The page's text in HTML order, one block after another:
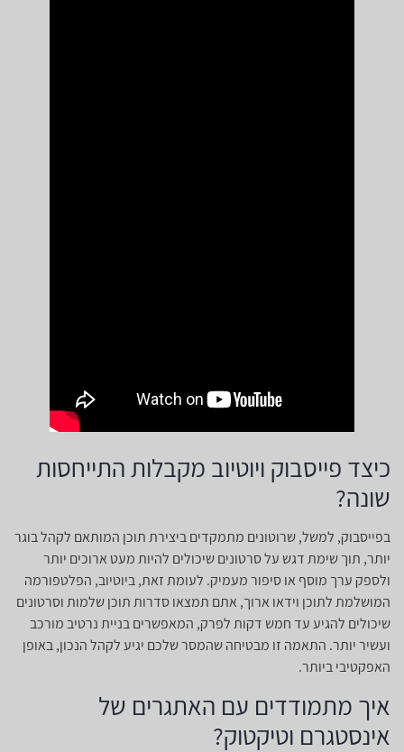
כיצד פייסבוק ויוטיוב מקבלות התייחסות
שונה?
בפייסבוק, למשל, שרוטונים מתמקדים ביצירת תוכן המותאם לקהל בוגר
יותר, תוך שימת דגש על סרטונים שיכולים להיות מעט ארוכים יותר
ולספק ערך מוסף או סיפור מעמיק. לעומת זאת, ביוטיוב, הפלטפורמה
המושלמת לתוכן וידאו ארוך, אתם תמצאו סדרות תוכן שלמות וסרטונים
שיכולים להגיע עד חמש דקות לפרק, המאפשרים בניית נרטיב מורכב
ועשיר יותר. התאמה זו מבטיחה שהמסר שלכם יגיע לקהל הנכון, באופן
האפקטיבי ביותר.
איך מתמודדים עם האתגרים של
אינסטגרם וטיקטוק?